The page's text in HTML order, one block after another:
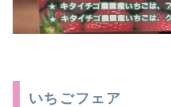
いちごフェア